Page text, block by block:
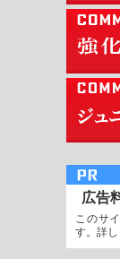
広告
このサ
す。詳し